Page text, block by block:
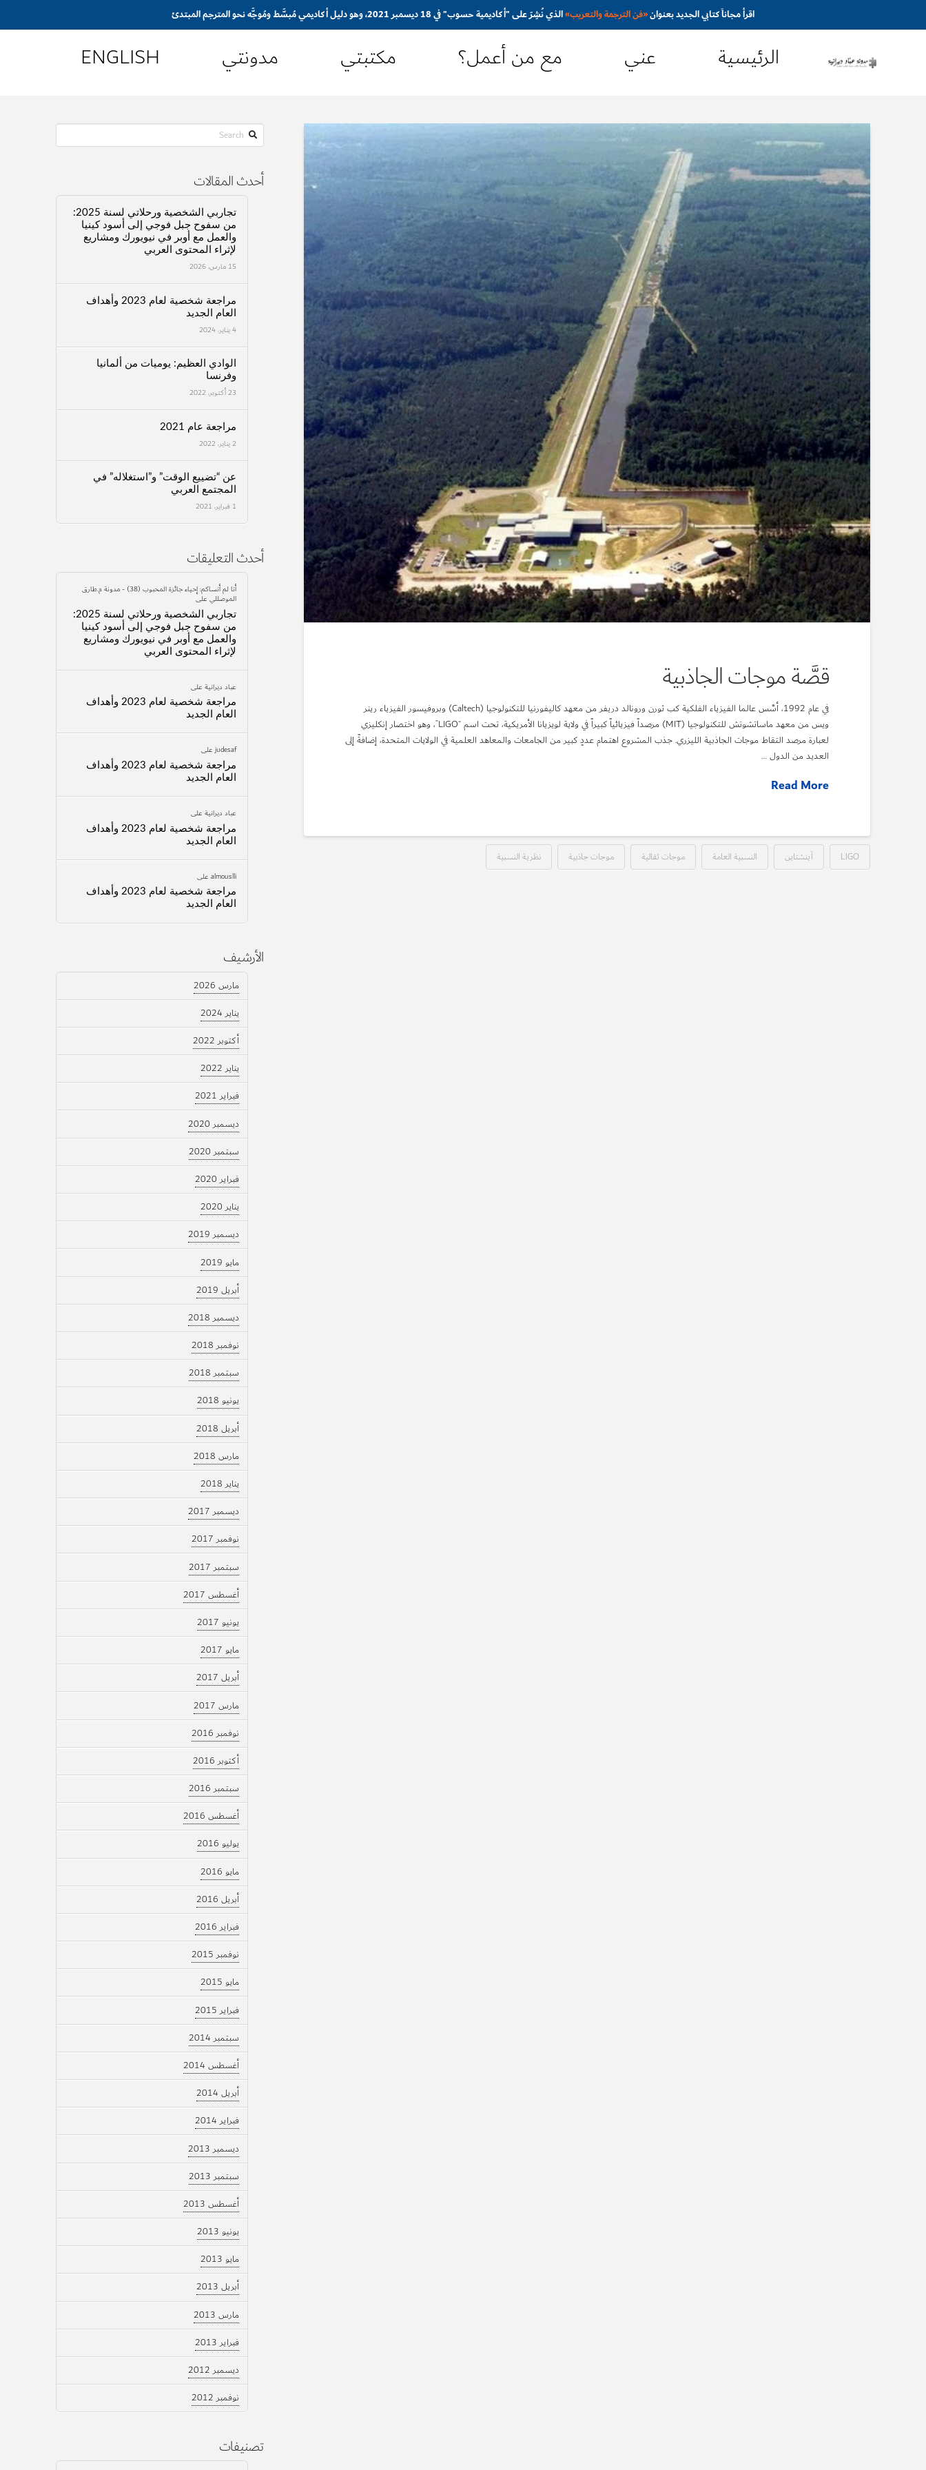
اقرأ مجاناً كتابي الجديد بعنوان«فن الترجمة والتعريب»الذي نُشِرَ على "أكاديمية حسوب" في 18 ديسمبر 2021، وهو دليل أكاديمي مُبسَّط ومُوجَّه نحو المترجم المبتدئ
الرئيسية عني مع من أعمل؟ مكتبتي مدونتي ENGLISH
قصَّة موجات الجاذبية
في عام 1992، أسَّس عالما الفيزياء الفلكية كب ثورن ورونالد دريفر من معهد كاليفورنيا للتكنولوجيا (Caltech) وبروفيسور الفيزياء رينر
ويس من معهد ماساتشوتش للتكنولوجيا (MIT) مرصداً فيزيائياً كبيراً في ولاية لويزيانا الأمريكية، تحت اسم “LIGO”، وهو اختصار إنكليزي
لعبارة مرصد التقاط موجات الجاذبية الليزري. جذب المشروع اهتمام عددٍ كبير من الجامعات والمعاهد العلمية في الولايات المتحدة، إضافةً إلى
العديد من الدول …
Read More
LIGO آينشتاين النسبية العامة موجات ثقالية موجات جاذبية نظرية النسبية
Search
أحدث المقالات
تجاربي الشخصية ورحلاتي لسنة 2025:
من سفوح جبل فوجي إلى أسود كينيا
والعمل مع أوبر في نيويورك ومشاريع
لإثراء المحتوى العربي
15 مارس، 2026
مراجعة شخصية لعام 2023 وأهداف
العام الجديد
4 يناير، 2024
الوادي العظيم: يوميات من ألمانيا
وفرنسا
23 أكتوبر، 2022
مراجعة عام 2021
2 يناير، 2022
عن “تضييع الوقت” و”استغلاله” في
المجتمع العربي
1 فبراير، 2021
أحدث التعليقات
أنا لم أنساكم: إحياء جائزة المحبوب (38) - مدونة م.طارق
الموصللي على
تجاربي الشخصية ورحلاتي لسنة 2025:
من سفوح جبل فوجي إلى أسود كينيا
والعمل مع أوبر في نيويورك ومشاريع
لإثراء المحتوى العربي
عباد ديرانية على
مراجعة شخصية لعام 2023 وأهداف
العام الجديد
judesaf على
مراجعة شخصية لعام 2023 وأهداف
العام الجديد
عباد ديرانية على
مراجعة شخصية لعام 2023 وأهداف
العام الجديد
almouslli على
مراجعة شخصية لعام 2023 وأهداف
العام الجديد
الأرشيف
مارس 2026
يناير 2024
أكتوبر 2022
يناير 2022
فبراير 2021
ديسمبر 2020
سبتمبر 2020
فبراير 2020
يناير 2020
ديسمبر 2019
مايو 2019
أبريل 2019
ديسمبر 2018
نوفمبر 2018
سبتمبر 2018
يونيو 2018
أبريل 2018
مارس 2018
يناير 2018
ديسمبر 2017
نوفمبر 2017
سبتمبر 2017
أغسطس 2017
يونيو 2017
مايو 2017
أبريل 2017
مارس 2017
نوفمبر 2016
أكتوبر 2016
سبتمبر 2016
أغسطس 2016
يوليو 2016
مايو 2016
أبريل 2016
فبراير 2016
نوفمبر 2015
مايو 2015
فبراير 2015
سبتمبر 2014
أغسطس 2014
أبريل 2014
فبراير 2014
ديسمبر 2013
سبتمبر 2013
أغسطس 2013
يونيو 2013
مايو 2013
أبريل 2013
مارس 2013
فبراير 2013
ديسمبر 2012
نوفمبر 2012
تصنيفات